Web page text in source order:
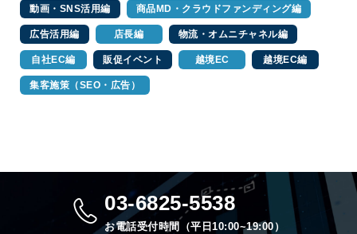
動画・SNS活用編 商品MD・クラウドファンディング編
広告活用編 店長編 物流・オムニチャネル編
自社EC編 販促イベント 越境EC 越境EC編
集客施策（SEO・広告）
03-6825-5538
お電話受付時間（平日10:00~19:00）